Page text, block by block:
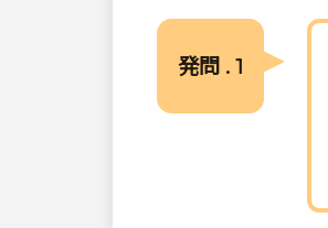
発問 . 1